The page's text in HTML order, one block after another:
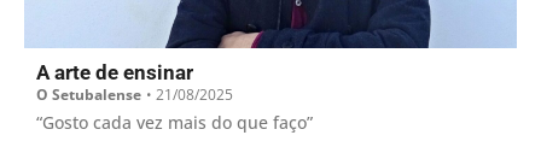
A arte de ensinar
O Setubalense • 21/08/2025
“Gosto cada vez mais do que faço”